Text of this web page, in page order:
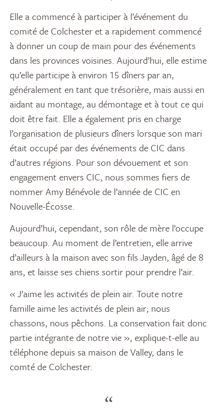
Elle a commencé à participer à l’événement du
comité de Colchester et a rapidement commencé
à donner un coup de main pour des événements
dans les provinces voisines. Aujourd’hui, elle estime
qu’elle participe à environ 15 dîners par an,
généralement en tant que trésorière, mais aussi en
aidant au montage, au démontage et à tout ce qui
doit être fait. Elle a également pris en charge
l’organisation de plusieurs dîners lorsque son mari
était occupé par des événements de CIC dans
d’autres régions. Pour son dévouement et son
engagement envers CIC, nous sommes fiers de
nommer Amy Bénévole de l’année de CIC en
Nouvelle-Écosse.
Aujourd’hui, cependant, son rôle de mère l’occupe
beaucoup. Au moment de l’entretien, elle arrive
d’ailleurs à la maison avec son fils Jayden, âgé de 8
ans, et laisse ses chiens sortir pour prendre l’air.
« J’aime les activités de plein air. Toute notre
famille aime les activités de plein air; nous
chassons, nous pêchons. La conservation fait donc
partie intégrante de notre vie », explique-t-elle au
téléphone depuis sa maison de Valley, dans le
comté de Colchester.
“